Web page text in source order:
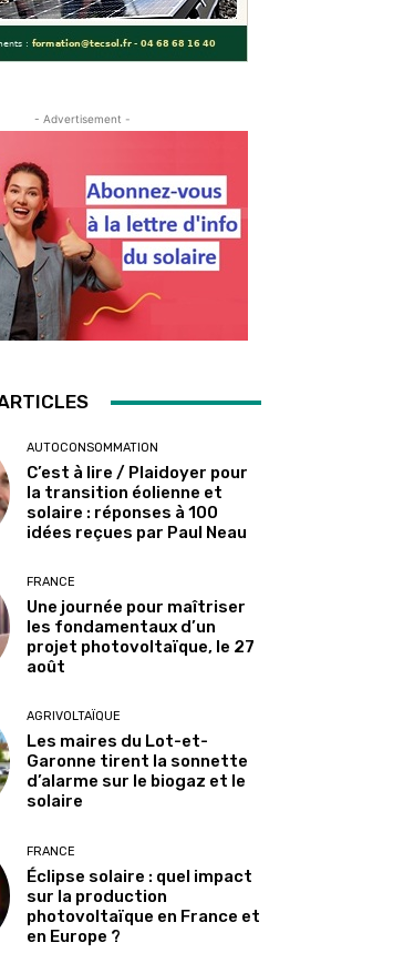
- Advertisement -
AUTOCONSOMMATION
C’est à lire / Plaidoyer pour
la transition éolienne et
solaire : réponses à 100
idées reçues par Paul Neau
FRANCE
Une journée pour maîtriser
les fondamentaux d’un
projet photovoltaïque, le 27
août
AGRIVOLTAÏQUE
Les maires du Lot-et-
Garonne tirent la sonnette
d’alarme sur le biogaz et le
solaire
FRANCE
Éclipse solaire : quel impact
sur la production
photovoltaïque en France et
en Europe ?